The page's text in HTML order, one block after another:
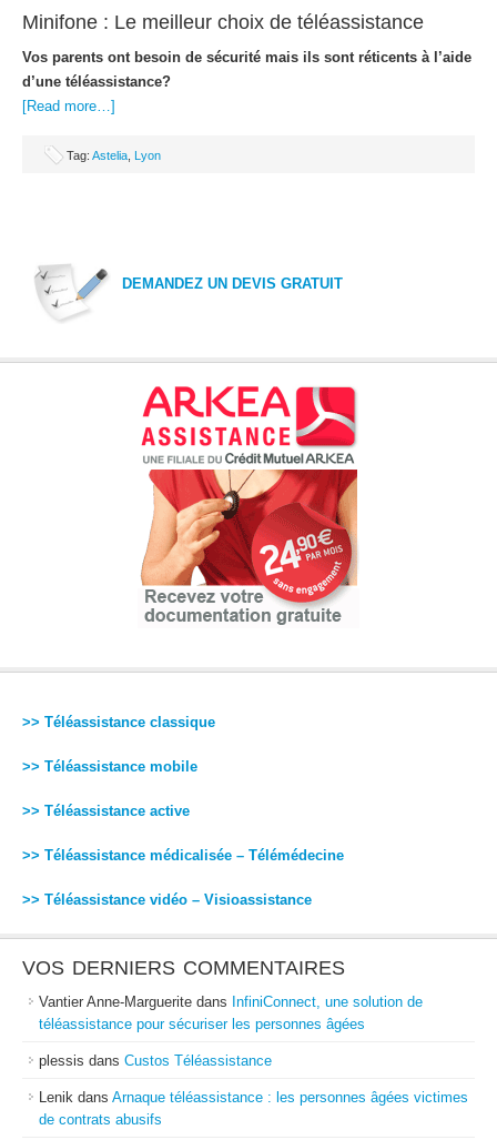
Minifone : Le meilleur choix de téléassistance
Vos parents ont besoin de sécurité mais ils sont réticents à l’aide
d’une téléassistance?
[Read more…]
Tag: Astelia Lyon
DEMANDEZ UN DEVIS GRATUIT
>> Téléassistance classique
>> Téléassistance mobile
>> Téléassistance active
>> Téléassistance médicalisée – Télémédecine
>> Téléassistance vidéo – Visioassistance
VOS DERNIERS COMMENTAIRES
Vantier Anne-Marguerite dans InfiniConnect, une solution de
téléassistance pour sécuriser les personnes âgées
plessis dans Custos Téléassistance
Lenik dans Arnaque téléassistance : les personnes âgées victimes
de contrats abusifs